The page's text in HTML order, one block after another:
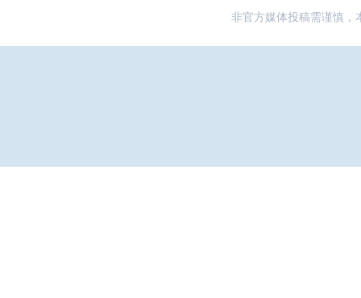
非官方媒体投稿需谨慎，